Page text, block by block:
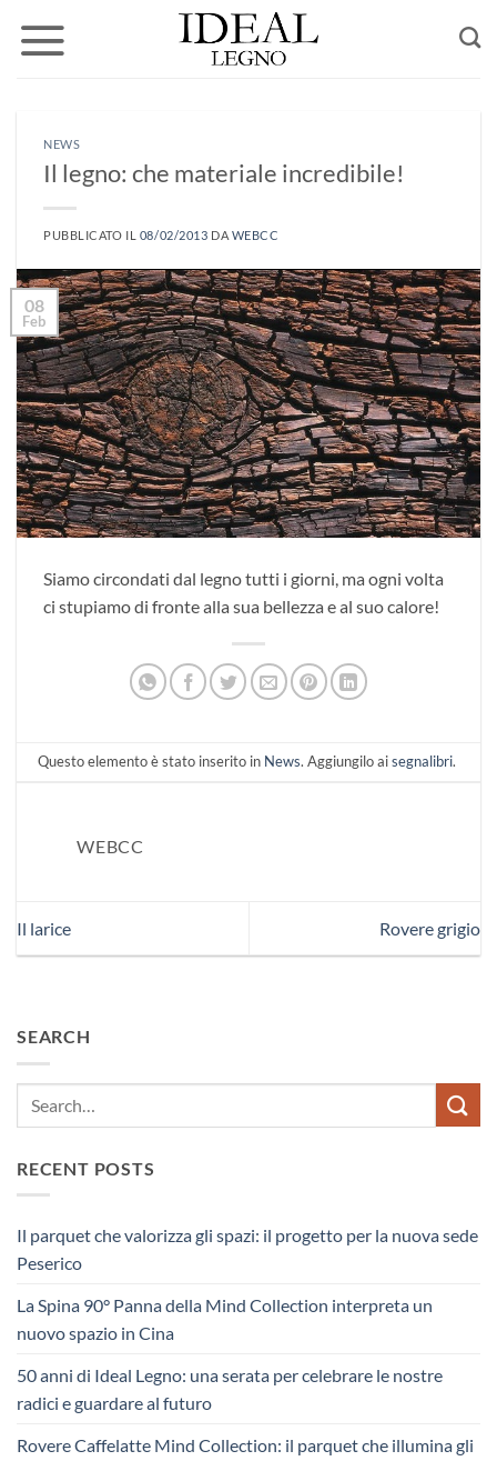
NEWS
Il legno: che materiale incredibile!
PUBBLICATO IL 08/02/2013 DA WEBCC
08
Feb
Siamo circondati dal legno tutti i giorni, ma ogni volta
ci stupiamo di fronte alla sua bellezza e al suo calore!
Questo elemento è stato inserito in News. Aggiungilo aisegnalibri.
WEBCC
Il larice Rovere grigio
SEARCH
RECENT POSTS
Il parquet che valorizza gli spazi: il progetto per la nuova sede
Peserico
La Spina 90° Panna della Mind Collection interpreta un
nuovo spazio in Cina
50 anni di Ideal Legno: una serata per celebrare le nostre
radici e guardare al futuro
Rovere Caffelatte Mind Collection: il parquet che illumina gli